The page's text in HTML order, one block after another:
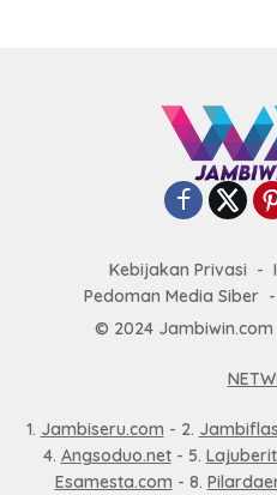
Kebijakan Privasi
Pedoman Media Siber
© 2024 Jambiwin.com
1. Jambiseru.com - 2.
4. Angsoduo.net- 5.
Esamesta.com - 8.